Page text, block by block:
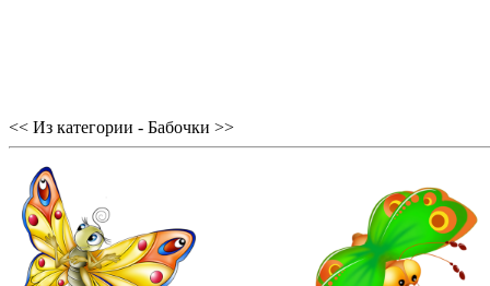
<< Из категории - Бабочки >>